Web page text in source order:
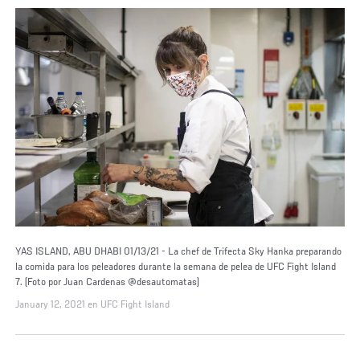
YAS ISLAND, ABU DHABI 01/13/21 - La chef de Trifecta Sky Hanka preparando
la comida para los peleadores durante la semana de pelea de UFC Fight Island
7. (Foto por Juan Cardenas @desautomatas)
January 12, 2021 en UFC Fight Island